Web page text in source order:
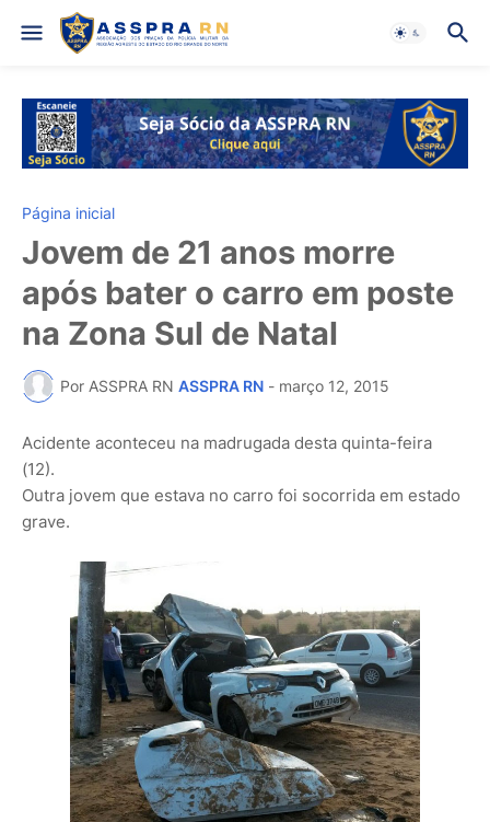
Página inicial
Jovem de 21 anos morre
após bater o carro em poste
na Zona Sul de Natal
Por ASSPRA RN ASSPRA RN - março 12, 2015
Acidente aconteceu na madrugada desta quinta-feira
(12).
Outra jovem que estava no carro foi socorrida em estado
grave.